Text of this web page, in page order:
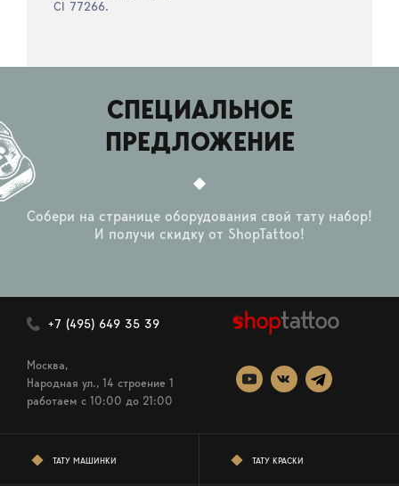
CI 77266.
СПЕЦИАЛЬНОЕ
ПРЕДЛОЖЕНИЕ
Собери на странице оборудования свой тату набор!
И получи скидку от ShopTattoo!
+7 (495) 649 35 39
Москва,
Народная ул., 14 строение 1
работаем c 10:00 до 21:00
ТАТУ МАШИНКИ ТАТУ КРАСКИ